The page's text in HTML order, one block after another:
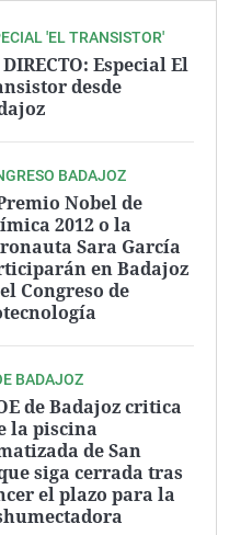
'EL TRANSISTOR'
Especial El
desde
BADAJOZ
Nobel de
2012 o la
Sara García
en Badajoz
Congreso de
BADAJOZ
de Badajoz critica
la piscina
de San
siga cerrada tras
el plazo para la